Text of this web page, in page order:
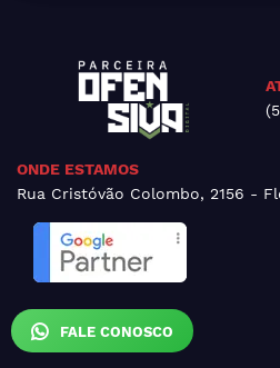
FALE CONOSCO
ONDE ESTAMOS
Rua Cristóvão Colombo, 2156 -